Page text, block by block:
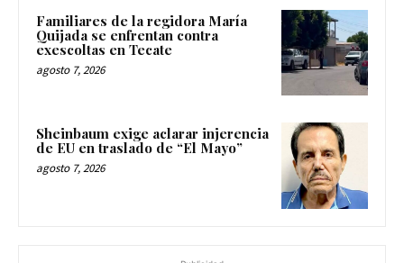
Familiares de la regidora María
Quijada se enfrentan contra
exescoltas en Tecate
agosto 7, 2026
Sheinbaum exige aclarar injerencia
de EU en traslado de “El Mayo”
agosto 7, 2026